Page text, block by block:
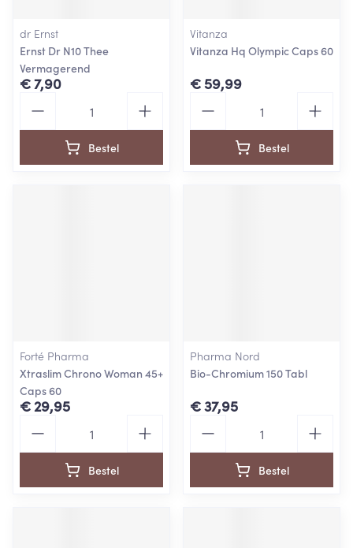
dr Ernst
Ernst Dr N10 Thee
Vermagerend
€ 7,90
Bestel
Vitanza
Vitanza Hq Olympic Caps 60
€ 59,99
Bestel
Forté Pharma
Xtraslim Chrono Woman 45+
Caps 60
€ 29,95
Bestel
Pharma Nord
Bio-Chromium 150 Tabl
€ 37,95
Bestel